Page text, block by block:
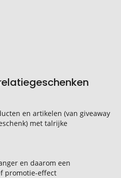
en artikelen (van giveaway
met talrijke
en daarom een
promotie-effect